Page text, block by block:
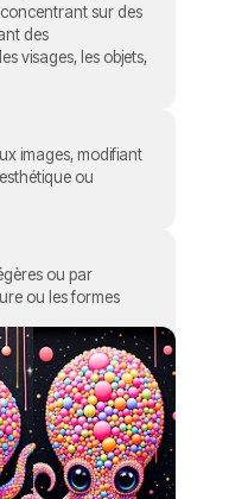
sur des
des
visages, les objets,
images, modifiant
ou
ou par
ou les formes